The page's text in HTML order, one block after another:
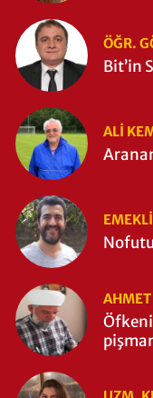
ÖĞR.
Bit’in
ALI